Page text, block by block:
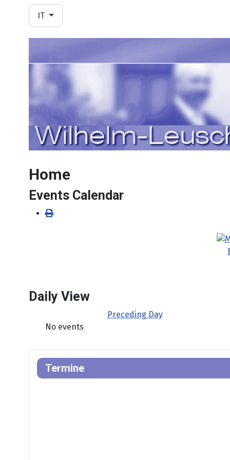
Seleziona la tua lingua
IT
Home
Events Calendar
Daily View
Preceding Day
No events
Termine